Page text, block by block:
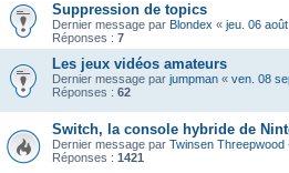
Suppression de topics
Dernier message par Blondex « jeu. 06
Réponses : 7
Les jeux vidéos amateurs
Dernier message par jumpman « ven. 08
Réponses : 62
Switch, la console hybride de
Dernier message par Twinsen Threepwood
Réponses : 1421